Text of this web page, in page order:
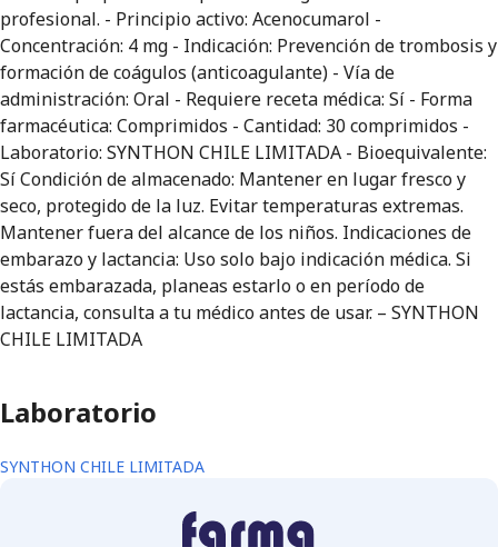
profesional. - Principio activo: Acenocumarol -
Concentración: 4 mg - Indicación: Prevención de trombosis y
formación de coágulos (anticoagulante) - Vía de
administración: Oral - Requiere receta médica: Sí - Forma
farmacéutica: Comprimidos - Cantidad: 30 comprimidos -
Laboratorio: SYNTHON CHILE LIMITADA - Bioequivalente:
Sí Condición de almacenado: Mantener en lugar fresco y
seco, protegido de la luz. Evitar temperaturas extremas.
Mantener fuera del alcance de los niños. Indicaciones de
embarazo y lactancia: Uso solo bajo indicación médica. Si
estás embarazada, planeas estarlo o en período de
lactancia, consulta a tu médico antes de usar. – SYNTHON
CHILE LIMITADA
Laboratorio
SYNTHON CHILE LIMITADA